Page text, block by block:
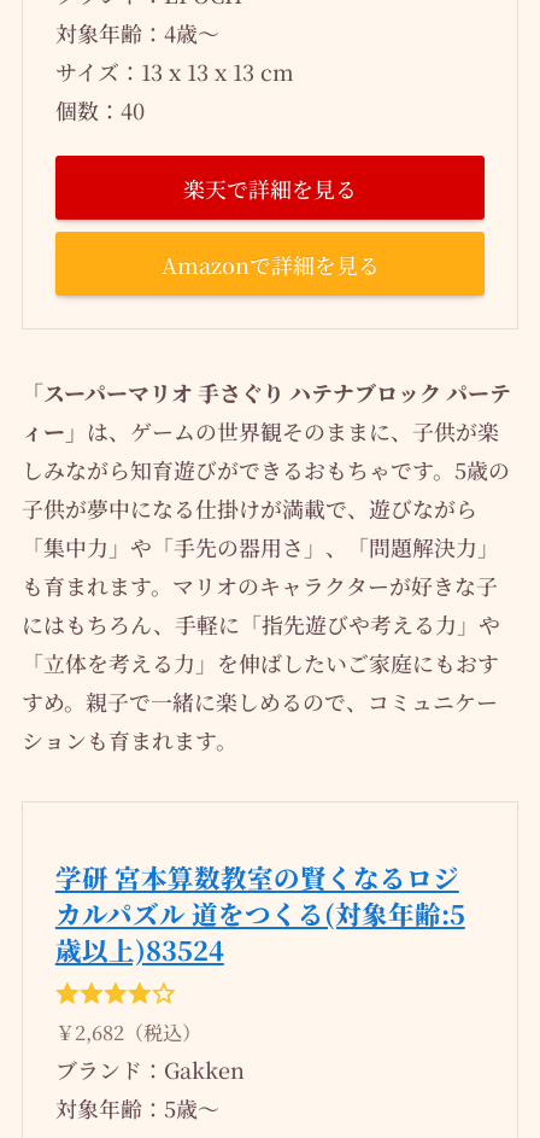
対象年齢：4歳〜
サイズ：13 x 13 x 13 cm
個数：40
楽天で詳細を見る
Amazonで詳細を見る
「スーパーマリオ 手さぐり ハテナブロック パーテ
ィー」 は、ゲームの世界観そのままに、子供が楽
しみながら知育遊びができるおもちゃです。5歳の
子供が夢中になる仕掛けが満載で、遊びながら
「集中力」や「手先の器用さ」、「問題解決力」
も育まれます。マリオのキャラクターが好きな子
にはもちろん、手軽に「指先遊びや考える力」や
「立体を考える力」を伸ばしたいご家庭にもおす
すめ。親子で一緒に楽しめるので、コミュニケー
ションも育まれます。
学研 宮本算数教室の賢くなるロジ
カルパズル 道をつくる(対象年齢:5
歳以上)83524
￥2,682（税込）
ブランド：Gakken
対象年齢：5歳～